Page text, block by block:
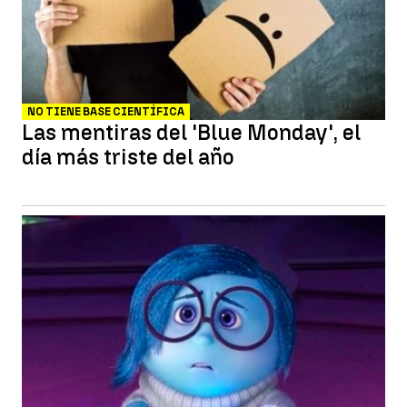
NO TIENE BASE CIENTÍFICA
Las mentiras del 'Blue Monday', el
día más triste del año